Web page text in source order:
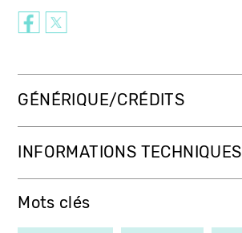
GÉNÉRIQUE/CRÉDITS
INFORMATIONS TECHNIQUES
Mots clés